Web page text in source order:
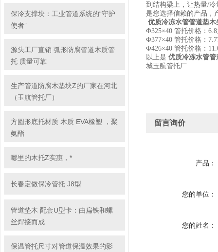
保冷支撑块：工业管道系统的“守护
使者”
​源头工厂直销 弧形防腐管道木质管
托 质量可靠
生产管道防腐木垫块Z的厂家在河北
（玉航管托厂）
方圆形底托材质 木质 EVA橡塑 ，聚
氨酯
哪里的木托Z实惠，*
长春定做保冷管托 J8型
管道垫木 配套U型卡：由扁铁和螺
丝焊接而成
保温管托尺寸对管道保温效果的影
到结构梁上，让热量/冷
是您选择信赖的产品，
优质冷冻水管管道垫
Ф325×40 管托价格：6.8
Ф377×40 管托价格：7.
Ф426×40 管托价格：11.
以上是 优质冷冻水管
城玉航管托厂
留言询价
产品：
您的单位：
您的姓名：